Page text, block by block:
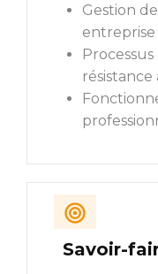
Gestion
entreprise
Savoir-